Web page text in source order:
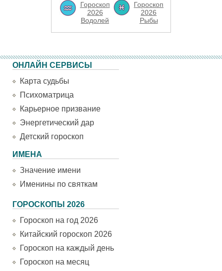
Гороскоп
2026
Водолей
Гороскоп
2026
Рыбы
ОНЛАЙН СЕРВИСЫ
Карта судьбы
Психоматрица
Карьерное призвание
Энергетический дар
Детский гороскоп
ИМЕНА
Значение имени
Именины по святкам
ГОРОСКОПЫ 2026
Гороскоп на год 2026
Китайский гороскоп 2026
Гороскоп на каждый день
Гороскоп на месяц